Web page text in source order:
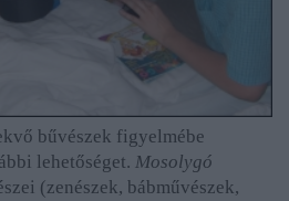
bűvészek figyelmébe
lehetőséget. Mosolygó
(zenészek, bábművészek,